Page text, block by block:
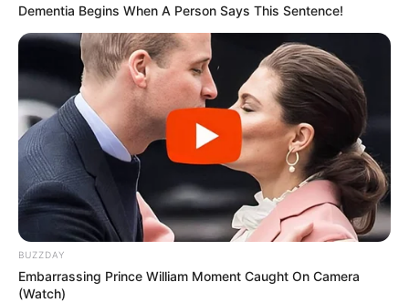
Dementia Begins When A Person Says This Sentence!
BUZZDAY
Embarrassing Prince William Moment Caught On Camera
(Watch)